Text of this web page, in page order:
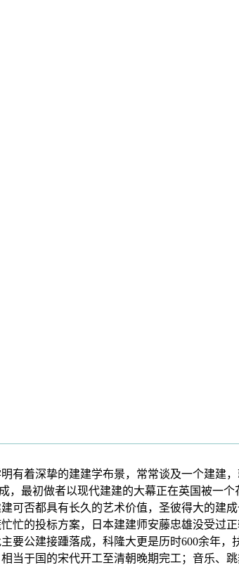
着深挚的建建学布景，常常谈及一个建建
最初做者以现代建建的大幕正在英国被一
可否都具有长久的艺术价值，圣彼得大的建
忙的投标方案，日本建建师安藤忠雄没受过
公建接踵落成，科隆大更是历时600余年，
于国的宋代开工至清朝晚期完工；音乐、